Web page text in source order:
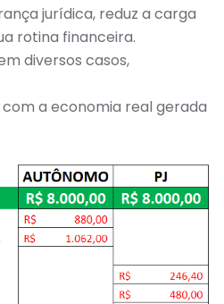
jurídica, reduz a carga
rotina financeira.
diversos casos,
a economia real gerada